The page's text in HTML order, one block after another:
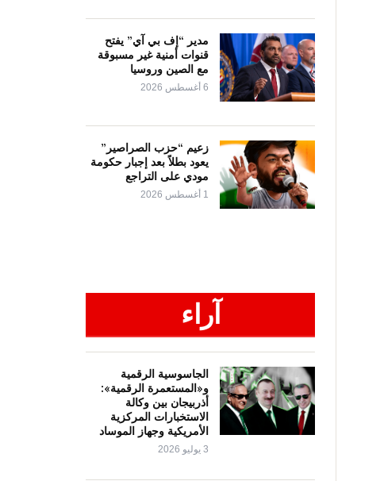
مدير “إف بي آي” يفتح
قنوات أمنية غير مسبوقة
مع الصين وروسيا
6 أغسطس 2026
زعيم “حزب الصراصير”
يعود بطلاً بعد إجبار حكومة
مودي على التراجع
1 أغسطس 2026
آراء
الجاسوسية الرقمية
و«المستعمرة الرقمية»:
أذربيجان بين وكالة
الاستخبارات المركزية
الأمريكية وجهاز الموساد
3 يوليو 2026